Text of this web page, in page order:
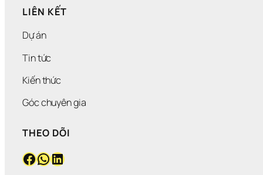
LIÊN KẾT
Dự án
Tin tức
Kiến thức
Góc chuyên gia
THEO DÕI
Facebook WhatsApp LinkedIn